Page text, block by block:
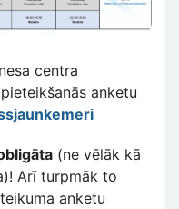
centra
anketu
(ne vēlāk kā
Arī turpmāk to
anketu